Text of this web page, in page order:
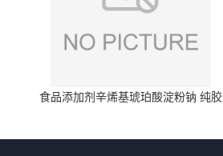
食品添加剂辛烯基琥珀酸淀粉钠 纯胶